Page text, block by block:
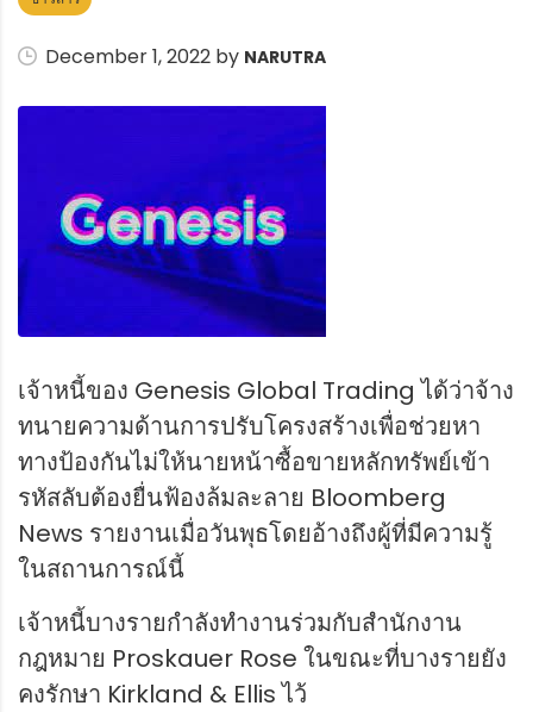
December 1, 2022 by NARUTRA
เจ้าหนี้ของ Genesis Global Trading ได้ว่าจ้าง
ทนายความด้านการปรับโครงสร้างเพื่อช่วยหา
ทางป้องกันไม่ให้นายหน้าซื้อขายหลักทรัพย์เข้า
รหัสลับต้องยื่นฟ้องล้มละลาย Bloomberg
News รายงานเมื่อวันพุธโดยอ้างถึงผู้ที่มีความรู้
ในสถานการณ์นี้
เจ้าหนี้บางรายกำลังทำงานร่วมกับสำนักงาน
กฎหมาย Proskauer Rose ในขณะที่บางรายยัง
คงรักษา Kirkland & Ellis ไว้